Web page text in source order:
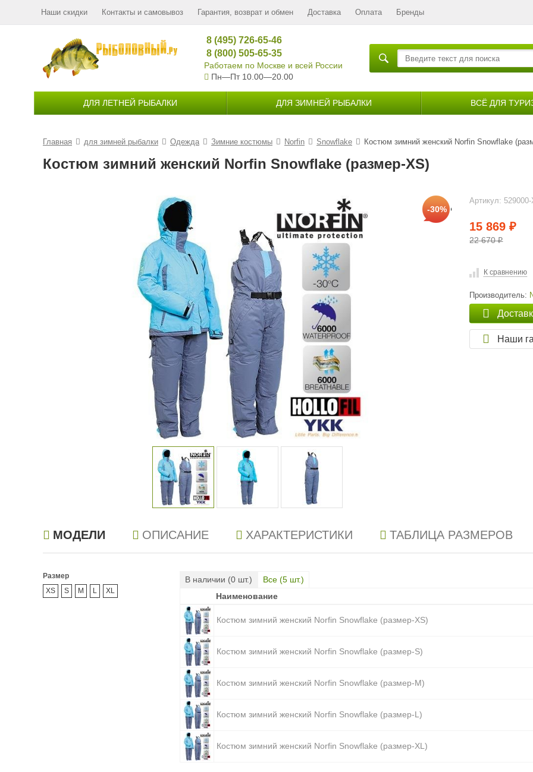
Наши скидки Контакты и самовывоз Гарантия, возврат и обмен Доставка Оплата Бренды
8 (495) 726-65-46
8 (800) 505-65-35
Работаем по Москве и всей России
Пн—Пт 10.00—20.00
ДЛЯ ЛЕТНЕЙ РЫБАЛКИ ДЛЯ ЗИМНЕЙ РЫБАЛКИ ВСЁ ДЛЯ
Главная для зимней рыбалки Одежда Зимние костюмы Norfin Snowflake Костюм зимний женский Norfin Snowflake
Костюм зимний женский Norfin Snowflake (размер-XS)
-30%
Артикул: 529000-
15 869₽
22 670₽
К сравнению
Производитель:
Наши
МОДЕЛИ ОПИСАНИЕ ХАРАКТЕРИСТИКИ ТАБЛИЦА РАЗМЕРОВ
Размер
XS
S M L XL
В наличии (0 шт.) Все (5 шт.)
Наименование
Наименование
Костюм зимний женский Norfin Snowflake (размер-XS)
Костюм зимний женский Norfin Snowflake (размер-S)
Костюм зимний женский Norfin Snowflake (размер-M)
Костюм зимний женский Norfin Snowflake (размер-L)
Костюм зимний женский Norfin Snowflake (размер-XL)